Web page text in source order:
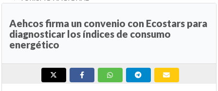
Aehcos firma un convenio con Ecostars para
diagnosticar los índices de consumo
energético